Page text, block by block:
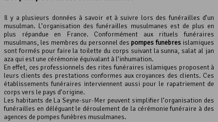
Il y a plusieurs données à savoir et à suivre lors des funérailles d’un
musulman. L’organisation des funérailles musulmanes est de plus en
plus répandue en France. Conformément aux rituels funéraires
musulmans, les membres du personnel des pompes funèbresislamiques
sont formés pour faire la toilette du corps suivant la sunna, salat al jan
aza qui est une cérémonie équivalant à l’inhumation.
En effet, ces professionnels des rites funéraires islamiques proposent à
leurs clients des prestations conformes aux croyances des clients. Ces
établissements funéraires interviennent aussi pour le rapatriement de
corps vers le pays d’origine.
Les habitants de La Seyne-sur-Mer peuvent simplifier l’organisation des
funérailles en déléguant le déroulement de la cérémonie funéraire à des
agences de pompes funèbres musulmanes.